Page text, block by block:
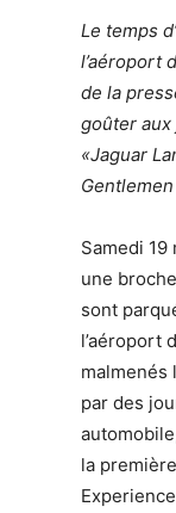
Le temps
l’aéroport
de la
goûter
«Jaguar
Samedi 19
une
sont
l’aéroport
malmenés
par des
la